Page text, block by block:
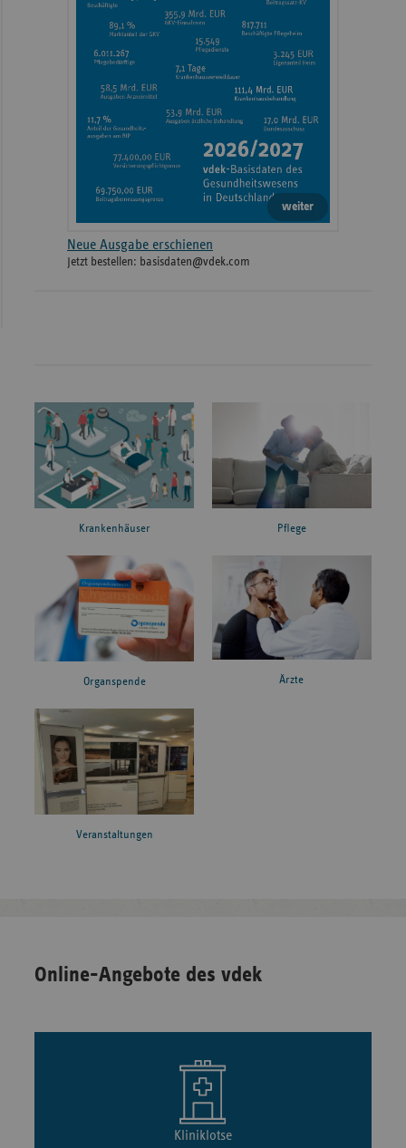
weiter
Neue Ausgabe erschienen
Jetzt bestellen: basisdaten@vdek.com
Krankenhäuser Pflege
Organspende Ärzte
Veranstaltungen
Online-Angebote des vdek
Kliniklotse